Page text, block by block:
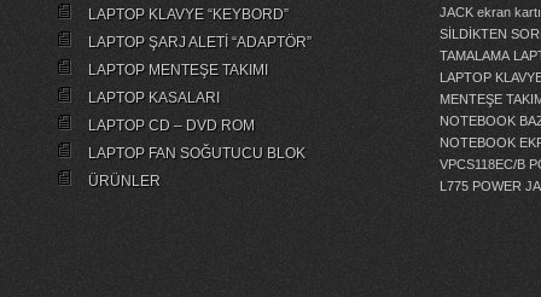
LAPTOP KLAVYE “KEYBORD”
LAPTOP ŞARJ ALETİ “ADAPTÖR”
LAPTOP MENTEŞE TAKIMI
LAPTOP KASALARI
LAPTOP CD – DVD ROM
LAPTOP FAN SOĞUTUCU BLOK
ÜRÜNLER
JACK ekran
SİLDİKTEN
TAMALAMA
LAPTOP
MENTEŞE
NOTEBOOK
NOTEBOOK
VPCS118EC/B
L775 POWER